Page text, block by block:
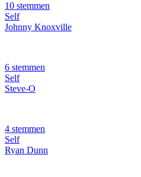
10 stemmen
Self
Johnny Knoxville
6 stemmen
Self
Steve-O
4 stemmen
Self
Ryan Dunn